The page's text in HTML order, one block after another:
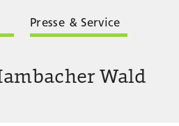
Presse & Service
Wald